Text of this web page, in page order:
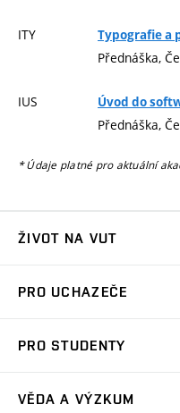
ITY Typografie a
Přednáška,
IUS Úvod do
Přednáška,
* Údaje platné pro aktuální
ŽIVOT NA VUT
Koleje
Sport na VUT
PRO UCHAZEČE
Dny otevřených dveří
PRO STUDENTY
VĚDA A VÝZKUM